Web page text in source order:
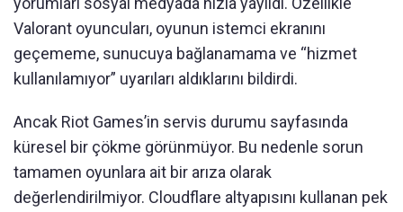
Valorant oyuncuları, oyunun istemci ekranını
geçememe, sunucuya bağlanamama ve “hizmet
kullanılamıyor” uyarıları aldıklarını bildirdi.
Ancak Riot Games’in servis durumu sayfasında
küresel bir çökme görünmüyor. Bu nedenle sorun
tamamen oyunlara ait bir arıza olarak
değerlendirilmiyor. Cloudflare altyapısını kullanan pek